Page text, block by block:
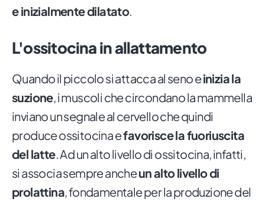
e inizialmentedilatato.
L'ossitocina in allattamento
Quando il piccolo si attacca al seno einizia la
suzione, i muscoli che circondano la mammella
inviano un segnale al cervello che quindi
produce ossitocina efavorisce la fuoriuscita
del latte. Ad un alto livello di ossitocina, infatti,
si associa sempre ancheun alto livello di
prolattina, fondamentale per la produzione del